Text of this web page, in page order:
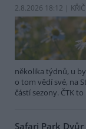
2.8.2026 18:12 |
několika týdnů, u
o tom vědí své, na
částí sezony. ČTK
Safari Park